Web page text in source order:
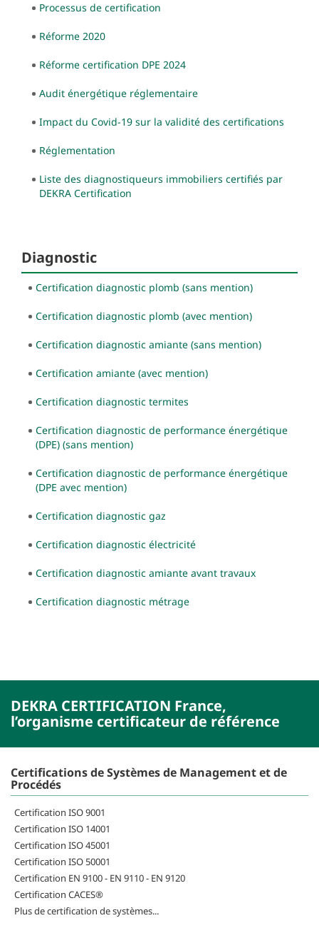
Processus de certification
Réforme 2020
Réforme certification DPE 2024
Audit énergétique réglementaire
Impact du Covid-19 sur la validité des certifications
Réglementation
Liste des diagnostiqueurs immobiliers certifiés par
DEKRA Certification
Diagnostic
Certification diagnostic plomb (sans mention)
Certification diagnostic plomb (avec mention)
Certification diagnostic amiante (sans mention)
Certification amiante (avec mention)
Certification diagnostic termites
Certification diagnostic de performance énergétique
(DPE) (sans mention)
Certification diagnostic de performance énergétique
(DPE avec mention)
Certification diagnostic gaz
Certification diagnostic électricité
Certification diagnostic amiante avant travaux
Certification diagnostic métrage
DEKRA CERTIFICATION France,
l’organisme certificateur de référence
Certifications de Systèmes de Management et de
Procédés
Certification ISO 9001
Certification ISO 14001
Certification ISO 45001
Certification ISO 50001
Certification EN 9100 - EN 9110 - EN 9120
Certification CACES®
Plus de certification de systèmes...